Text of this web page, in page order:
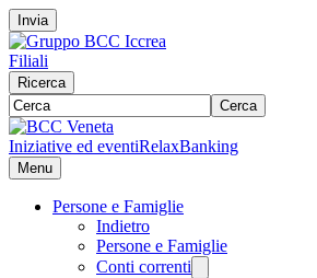
Invia
Filiali
Ricerca
Cerca
Iniziative ed eventiRelaxBanking
Menu
Persone e Famiglie
Indietro
Persone e Famiglie
Conti correnti